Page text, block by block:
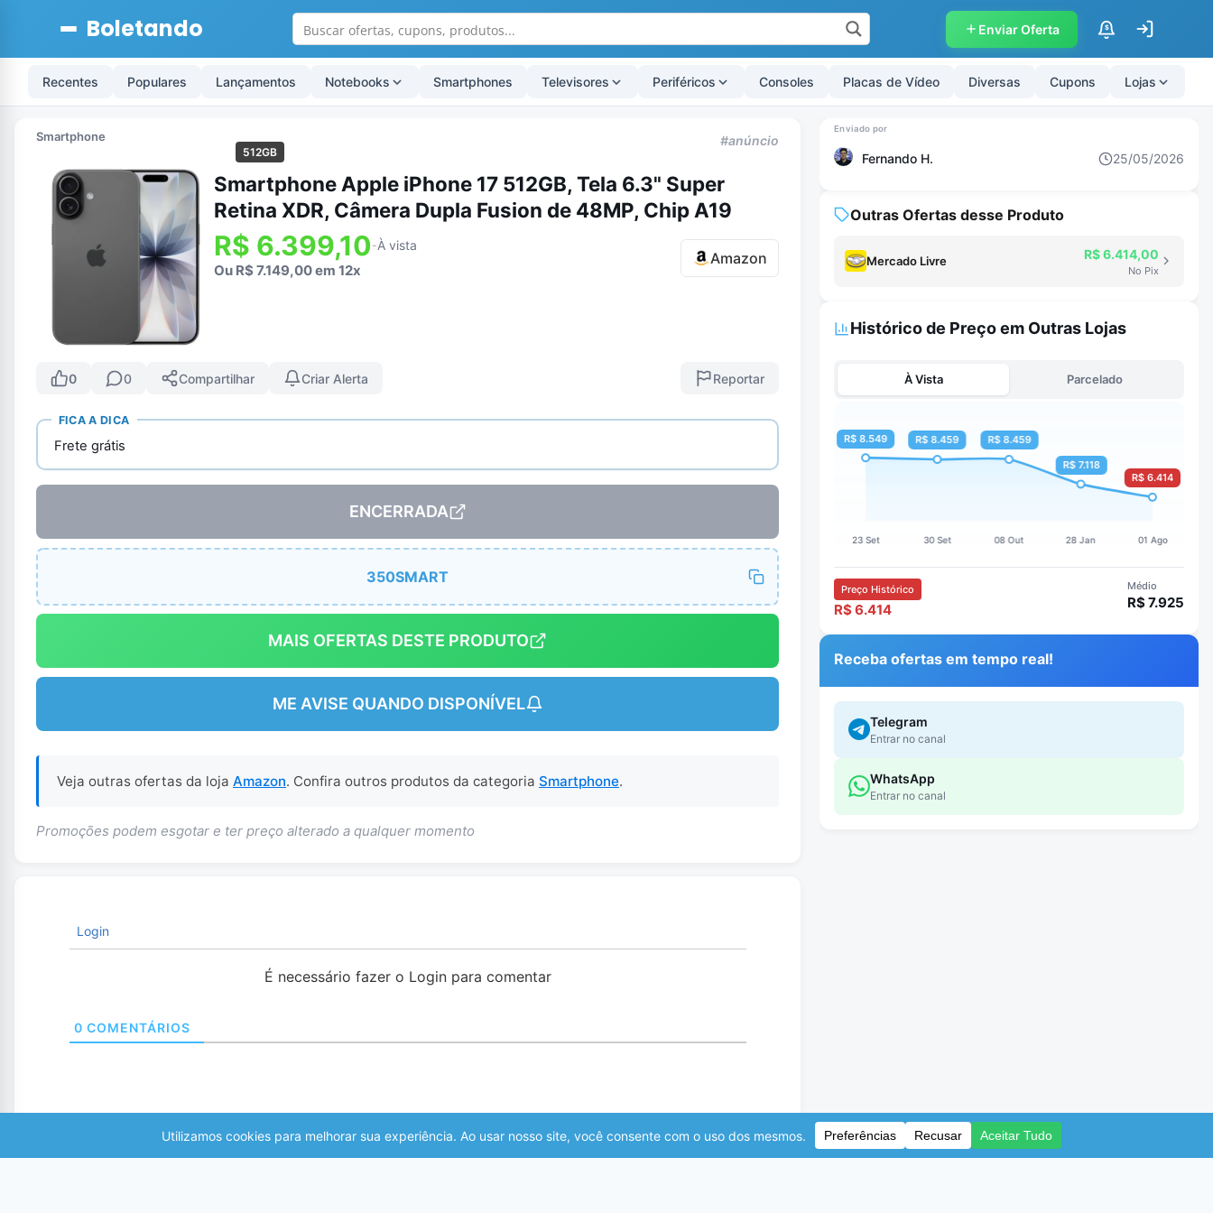
Boletando Enviar Oferta $
Recentes Populares Lançamentos Notebooks Smartphones Televisores Periféricos Consoles Placas de Vídeo Diversas Cupons Lojas
Smartphone
512GB
#anúncio
Smartphone Apple iPhone 17 512GB, Tela 6.3" Super
Retina XDR, Câmera Dupla Fusion de 48MP, Chip A19
R$ 6.399,10 -À vista
Ou R$ 7.149,00 em 12x
Amazon
0 0 Compartilhar Criar Alerta Reportar
FICA A DICA
Frete grátis
ENCERRADA
350SMART
MAIS OFERTAS DESTE PRODUTO
ME AVISE QUANDO DISPONÍVEL
Veja outras ofertas da loja Amazon. Confira outros produtos da categoria Smartphone.
Promoções podem esgotar e ter preço alterado a qualquer momento
Login
É necessário fazer o Login para comentar
0 COMENTÁRIOS
Fernando H. 25/05/2026
Outras Ofertas desse Produto
Mercado Livre R$ 6.414,00
No Pix
Histórico de Preço em Outras Lojas
À Vista Parcelado
Preço Histórico
R$ 6.414
Médio
R$ 7.925
Receba ofertas em tempo real!
Telegram
Entrar no canal
WhatsApp
Entrar no canal